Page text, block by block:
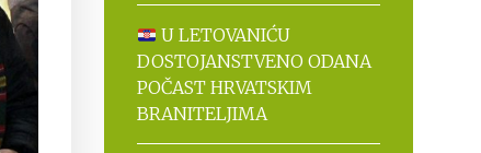
U LETOVANIĆU
DOSTOJANSTVENO ODANA
POČAST HRVATSKIM
BRANITELJIMA